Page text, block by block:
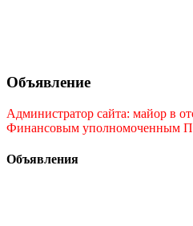
Объявление
Администратор сайта: майор в
Финансовым уполномоченным
Объявления